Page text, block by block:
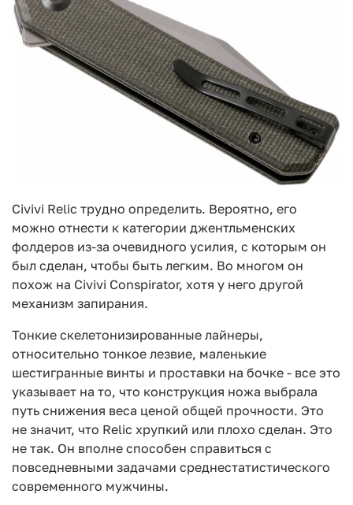
Civivi Relic трудно определить. Вероятно, его
можно отнести к категории джентльменских
фолдеров из-за очевидного усилия, с которым он
был сделан, чтобы быть легким. Во многом он
похож на Civivi Conspirator, хотя у него другой
механизм запирания.
Тонкие скелетонизированные лайнеры,
относительно тонкое лезвие, маленькие
шестигранные винты и проставки на бочке - все это
указывает на то, что конструкция ножа выбрала
путь снижения веса ценой общей прочности. Это
не значит, что Relic хрупкий или плохо сделан. Это
не так. Он вполне способен справиться с
повседневными задачами среднестатистического
современного мужчины.